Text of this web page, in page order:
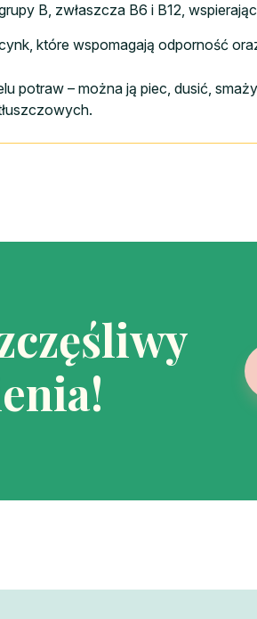
B, zwłaszcza B6 i B12,
które wspomagają odporność
potraw – można ją piec, dusić,